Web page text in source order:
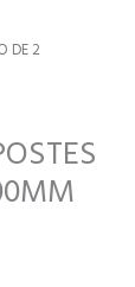
DE 2